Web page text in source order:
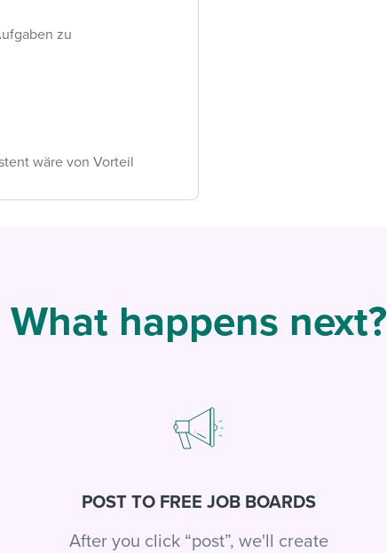
zu
wäre von Vorteil
What happens next?
POST TO FREE JOB BOARDS
After you click “post”, we'll create